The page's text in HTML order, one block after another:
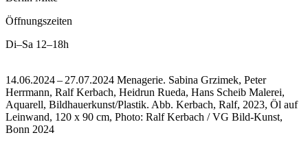
Öffnungszeiten
Di–Sa 12–18h
14.06.2024 – 27.07.2024 Menagerie. Sabina Grzimek, Peter
Herrmann, Ralf Kerbach, Heidrun Rueda, Hans Scheib Malerei,
Aquarell, Bildhauerkunst/Plastik. Abb. Kerbach, Ralf, 2023, Öl auf
Leinwand, 120 x 90 cm, Photo: Ralf Kerbach / VG Bild-Kunst,
Bonn 2024